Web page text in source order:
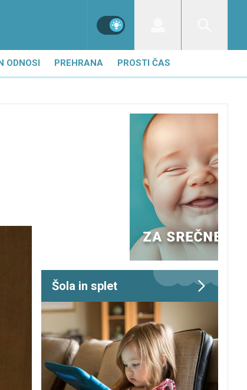
ODNOSI PREHRANA PROSTI ČAS
Šola in splet